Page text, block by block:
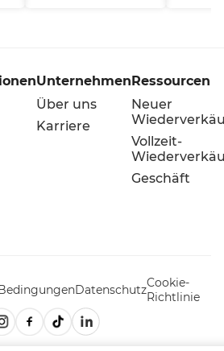
Unternehmen
Über uns
Karriere
Ressourcen
Neuer
Vollzeit-
Geschäft
BedingungenDatenschutzCookie-
Richtlinie